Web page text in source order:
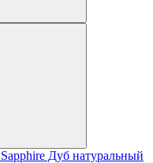
Дуб натуральный